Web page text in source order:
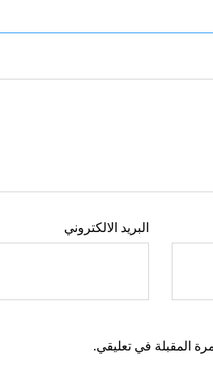
البريد الالكتروني
المقبلة في تعليقي.